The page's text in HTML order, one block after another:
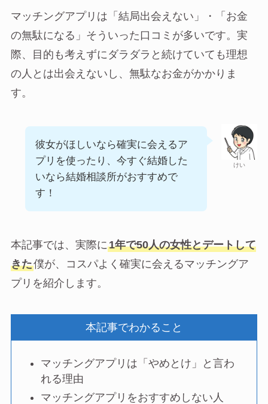
マッチングアプリは「結局出会えない」・「お金
の無駄になる」そういった口コミが多いです。実
際、目的も考えずにダラダラと続けていても理想
の人とは出会えないし、無駄なお金がかかりま
す。
けい
彼女がほしいなら確実に会えるア
プリを使ったり、今すぐ結婚した
いなら結婚相談所がおすすめで
す！
本記事では、実際に1年で50人の女性とデートして
きた僕が、コスパよく確実に会えるマッチングア
プリを紹介します。
本記事でわかること
マッチングアプリは「やめとけ」と言わ
れる理由
マッチングアプリをおすすめしない人